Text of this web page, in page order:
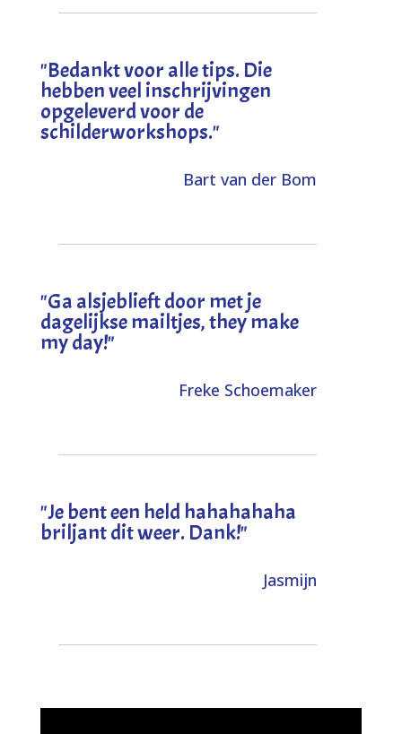
"Bedankt voor alle tips. Die
hebben veel inschrijvingen
opgeleverd voor de
schilderworkshops."
Bart van der Bom
"Ga alsjeblieft door met je
dagelijkse mailtjes, they make
my day!"
Freke Schoemaker
"Je bent een held hahahahaha
briljant dit weer. Dank!"
Jasmijn